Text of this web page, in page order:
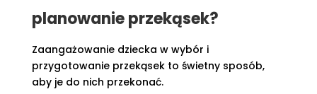
planowanie przekąsek?
Zaangażowanie dziecka w wybór i
przygotowanie przekąsek to świetny sposób,
aby je do nich przekonać.